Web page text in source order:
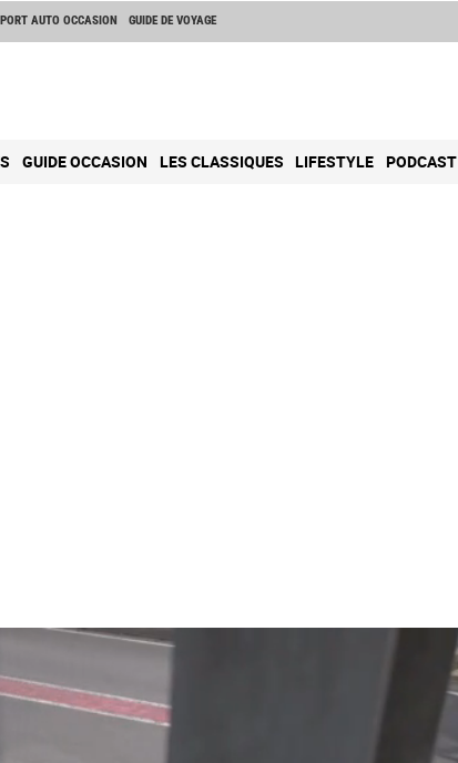
AUTO OCCASION GUIDE DE VOYAGE
GUIDE OCCASION LES CLASSIQUES LIFESTYLE PODCAST